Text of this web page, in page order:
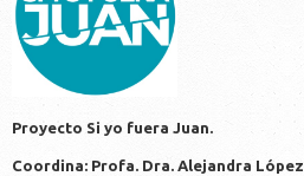
Proyecto Si yo fuera Juan.
Coordina: Profa. Dra. Alejandra López